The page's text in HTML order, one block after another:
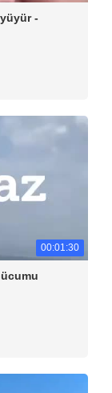
-
00:01:30